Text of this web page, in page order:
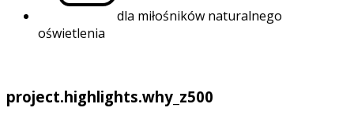
dla miłośników naturalnego
oświetlenia
project.highlights.why_z500